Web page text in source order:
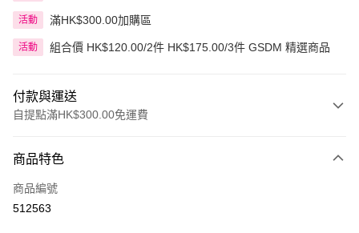
活動 滿HK$300.00加購區
活動 組合價 HK$120.00/2件 HK$175.00/3件 GSDM 精選商品
付款與運送
自提點滿HK$300.00免運費
信用卡
Apple Pay
商品特色
商品編號
512563